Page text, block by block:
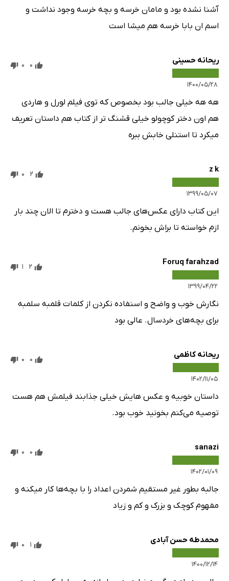
آشنا نشده بود و مامان خرسه و بچه خرسه وجود نداشت و
اسم ان بابا خرسه هم میشا است
ریحانه حسینی
۱۴۰۰/۰۵/۲۸
0
0
هه هه خیلی جالب بود بخصوص که توی فیلم لورل و هاردی
هم اون دختر کوچولو خیلی قشنگ تر از کتاب هم داستان تعریف
میکرد تا استنلی خابش ببره
z k
۱۳۹۹/۰۵/۰۷
2
0
این کتاب دارای عکس‌های جالب هست و دخترم تا الان چند بار
ازم خواسته تا براش بخونم.
Foruq farahzad
۱۳۹۹/۰۴/۲۲
2
1
نگارش خوب و واضح و اسنفاده نکردن از کلمات قلمبه سلمبه
برای بچه‌های خردسال. عالی بود
ریحانه کاظمی
۱۴۰۲/۱۱/۰۵
0
0
داستان خوبیه و عکس هایش خیلی جذابند فیلمش هم هست
توصیه می‌کنم بخونید خوب بود.
sanazi
۱۴۰۲/۰۱/۰۹
0
0
جالبه بطور غیر مستقیم شمردن اعداد را با بچه‌ها کار میکنه و
مفهوم کوچک و بزرک و کم و زیاد
محمدطه حسن آبادی
۱۴۰۰/۱۲/۱۴
1
0